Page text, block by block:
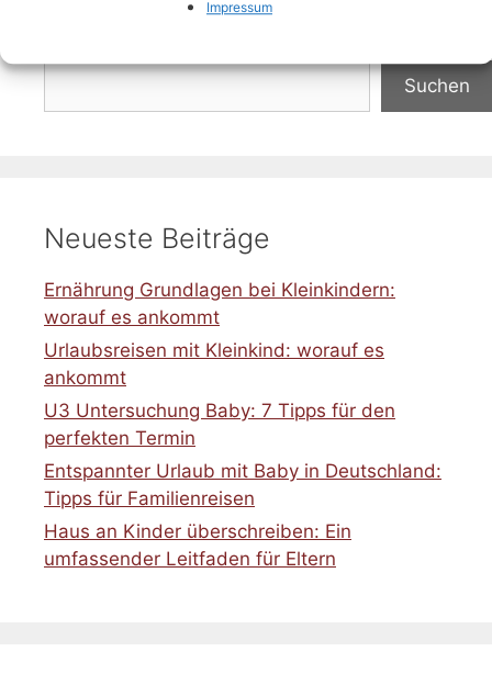
Impressum
Suchen
Neueste Beiträge
Ernährung Grundlagen bei Kleinkindern:
worauf es ankommt
Urlaubsreisen mit Kleinkind: worauf es
ankommt
U3 Untersuchung Baby: 7 Tipps für den
perfekten Termin
Entspannter Urlaub mit Baby in Deutschland:
Tipps für Familienreisen
Haus an Kinder überschreiben: Ein
umfassender Leitfaden für Eltern